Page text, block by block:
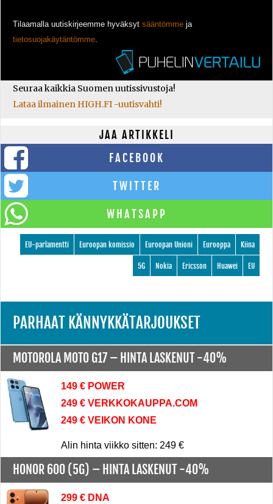
Tilaamalla uutiskirjeemme hyväksyt sääntömme ja
tietosuojakäytäntömme.
Seuraa kaikkia Suomen uutissivustoja!
Lataa ilmainen HIGH.FI -uutisvahti!
JAA ARTIKKELI
FACEBOOK
TWITTER
WHATSAPP
Kiina
Eurooppa
Euroopan Unioni
Euroopan komissio
EU-parlamentti
EU
Huawei
Ericsson
Nokia
5G
PARHAAT KÄNNYKKÄTARJOUKSET
MOTOROLA MOTO G17 – HINTA LASKENUT -40%
149 € POWER
249 € VERKKOKAUPPA.COM
249 € VEIKON KONE
Alin hinta viikko sitten: 249 €
HONOR 600 (5G) – HINTA LASKENUT -40%
299 € DNA